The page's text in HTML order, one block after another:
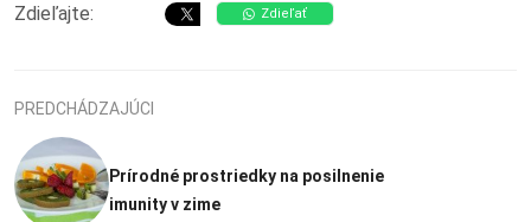
Zdieľajte: Zdieľať
PREDCHÁDZAJÚCI
Prírodné prostriedky na posilnenie
imunity v zime